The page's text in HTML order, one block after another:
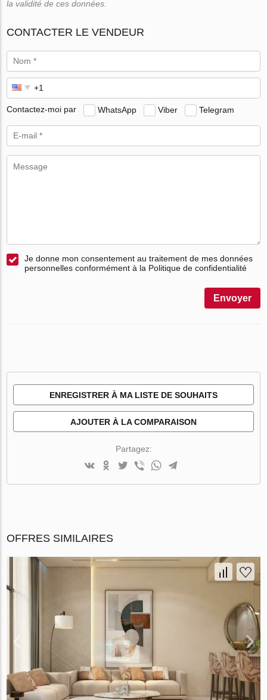
la validité de ces données.
CONTACTER LE VENDEUR
Contactez-moi par WhatsApp Viber Telegram
Je donne mon consentement au traitement de mes données
personnelles conformément à la Politique de confidentialité
Envoyer
ENREGISTRER À MA LISTE DE SOUHAITS
AJOUTER À LA COMPARAISON
Partagez:
OFFRES SIMILAIRES